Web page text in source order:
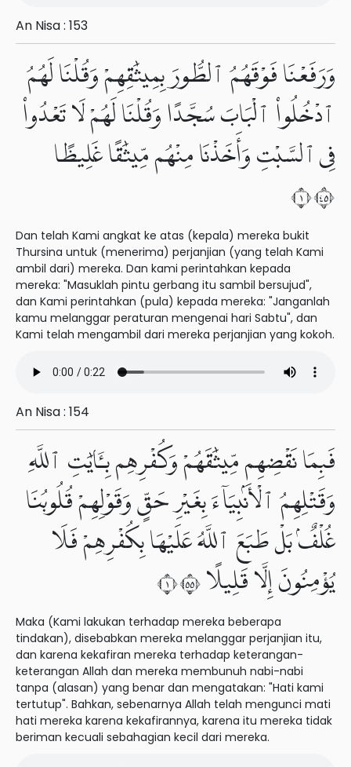
An Nisa : 153
وَرَفَعْنَا فَوْقَهُمُ ٱلطُّورَ بِمِيثَٰقِهِمْ وَقُلْنَا لَهُمُ
ٱدْخُلُوا۟ ٱلْبَابَ سُجَّدًا وَقُلْنَا لَهُمْ لَا تَعْدُوا۟
فِى ٱلسَّبْتِ وَأَخَذْنَا مِنْهُم مِّيثَٰقًا غَلِيظًا
١٥٤
Dan telah Kami angkat ke atas (kepala) mereka bukit
Thursina untuk (menerima) perjanjian (yang telah Kami
ambil dari) mereka. Dan kami perintahkan kepada
mereka: "Masuklah pintu gerbang itu sambil bersujud",
dan Kami perintahkan (pula) kepada mereka: "Janganlah
kamu melanggar peraturan mengenai hari Sabtu", dan
Kami telah mengambil dari mereka perjanjian yang kokoh.
An Nisa : 154
فَبِمَا نَقْضِهِم مِّيثَٰقَهُمْ وَكُفْرِهِم بِـَٔايَٰتِ ٱللَّهِ
وَقَتْلِهِمُ ٱلْأَنۢبِيَآءَ بِغَيْرِ حَقٍّ وَقَوْلِهِمْ قُلُوبُنَا
غُلْفٌۢ بَلْ طَبَعَ ٱللَّهُ عَلَيْهَا بِكُفْرِهِمْ فَلَا
يُؤْمِنُونَ إِلَّا قَلِيلًا ١٥٥
Maka (Kami lakukan terhadap mereka beberapa
tindakan), disebabkan mereka melanggar perjanjian itu,
dan karena kekafiran mereka terhadap keterangan-
keterangan Allah dan mereka membunuh nabi-nabi
tanpa (alasan) yang benar dan mengatakan: "Hati kami
tertutup". Bahkan, sebenarnya Allah telah mengunci mati
hati mereka karena kekafirannya, karena itu mereka tidak
beriman kecuali sebahagian kecil dari mereka.